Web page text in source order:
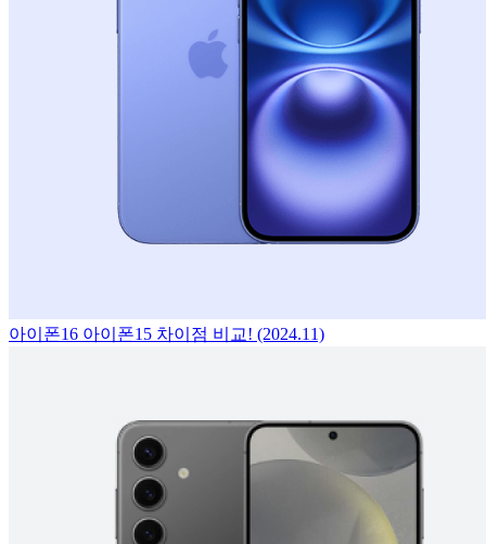
아이폰16 아이폰15 차이점 비교! (2024.11)